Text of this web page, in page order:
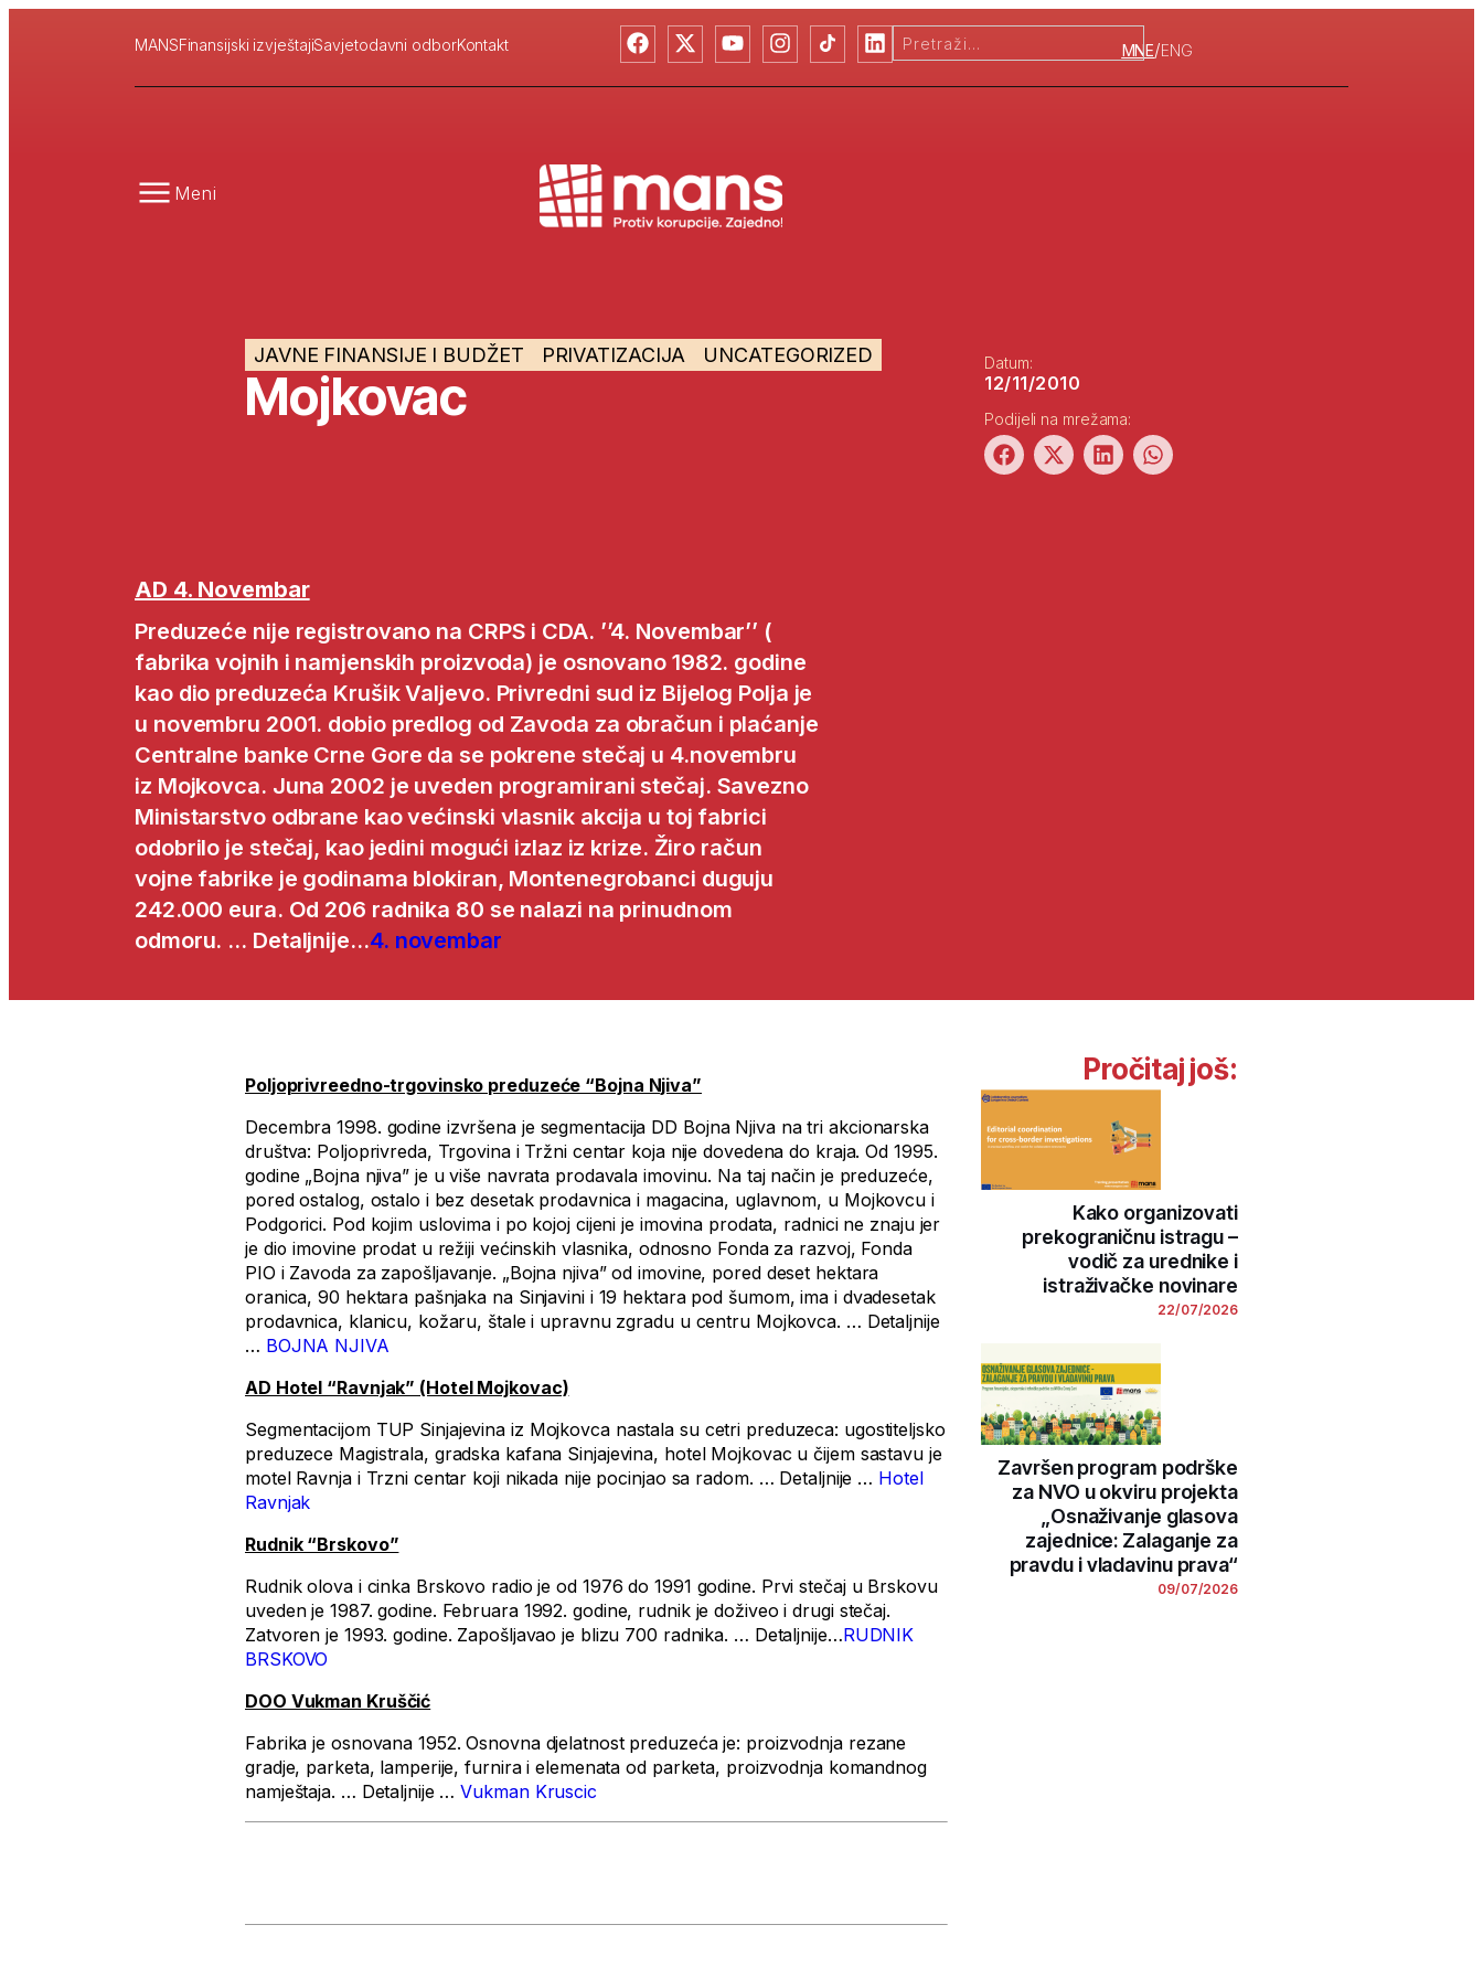
MANSFinansijski izvještajiSavjetodavni odborKontakt MNE/ENG
Meni
JAVNE FINANSIJE I BUDŽET PRIVATIZACIJA UNCATEGORIZED
Mojkovac
Datum:
12/11/2010
Podijeli na mrežama:
AD 4. Novembar
Preduzeće nije registrovano na CRPS i CDA. ’’4. Novembar’’ (
fabrika vojnih i namjenskih proizvoda) je osnovano 1982. godine
kao dio preduzeća Krušik Valjevo. Privredni sud iz Bijelog Polja je
u novembru 2001. dobio predlog od Zavoda za obračun i plaćanje
Centralne banke Crne Gore da se pokrene stečaj u 4.novembru
iz Mojkovca. Juna 2002 je uveden programirani stečaj. Savezno
Ministarstvo odbrane kao većinski vlasnik akcija u toj fabrici
odobrilo je stečaj, kao jedini mogući izlaz iz krize. Žiro račun
vojne fabrike je godinama blokiran, Montenegrobanci duguju
242.000 eura. Od 206 radnika 80 se nalazi na prinudnom
odmoru. … Detaljnije…4. novembar
Poljoprivreedno-trgovinsko preduzeće “Bojna Njiva”
Decembra 1998. godine izvršena je segmentacija DD Bojna Njiva na tri akcionarska
društva: Poljoprivreda, Trgovina i Tržni centar koja nije dovedena do kraja. Od 1995.
godine „Bojna njiva” je u više navrata prodavala imovinu. Na taj način je preduzeće,
pored ostalog, ostalo i bez desetak prodavnica i magacina, uglavnom, u Mojkovcu i
Podgorici. Pod kojim uslovima i po kojoj cijeni je imovina prodata, radnici ne znaju jer
je dio imovine prodat u režiji većinskih vlasnika, odnosno Fonda za razvoj, Fonda
PIO i Zavoda za zapošljavanje. „Bojna njiva” od imovine, pored deset hektara
oranica, 90 hektara pašnjaka na Sinjavini i 19 hektara pod šumom, ima i dvadesetak
prodavnica, klanicu, kožaru, štale i upravnu zgradu u centru Mojkovca. … Detaljnije
… BOJNA NJIVA
AD Hotel “Ravnjak” (Hotel Mojkovac)
Segmentacijom TUP Sinjajevina iz Mojkovca nastala su cetri preduzeca: ugostiteljsko
preduzece Magistrala, gradska kafana Sinjajevina, hotel Mojkovac u čijem sastavu je
motel Ravnja i Trzni centar koji nikada nije pocinjao sa radom. … Detaljnije … Hotel
Ravnjak
Rudnik “Brskovo”
Rudnik olova i cinka Brskovo radio je od 1976 do 1991 godine. Prvi stečaj u Brskovu
uveden je 1987. godine. Februara 1992. godine, rudnik je doživeo i drugi stečaj.
Zatvoren je 1993. godine. Zapošljavao je blizu 700 radnika. … Detaljnije…RUDNIK
BRSKOVO
DOO Vukman Kruščić
Fabrika je osnovana 1952. Osnovna djelatnost preduzeća je: proizvodnja rezane
gradje, parketa, lamperije, furnira i elemenata od parketa, proizvodnja komandnog
namještaja. … Detaljnije …Vukman Kruscic
Pročitaj još:
Kako organizovati
prekograničnu istragu –
vodič za urednike i
istraživačke novinare
22/07/2026
Završen program podrške
za NVO u okviru projekta
„Osnaživanje glasova
zajednice: Zalaganje za
pravdu i vladavinu prava“
09/07/2026